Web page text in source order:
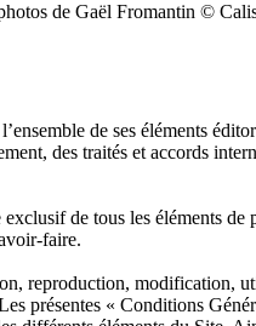
de Gaël Fromantin ©
de ses éléments
des traités et accords
de tous les éléments
faire.
reproduction, modification,
présentes « Conditions